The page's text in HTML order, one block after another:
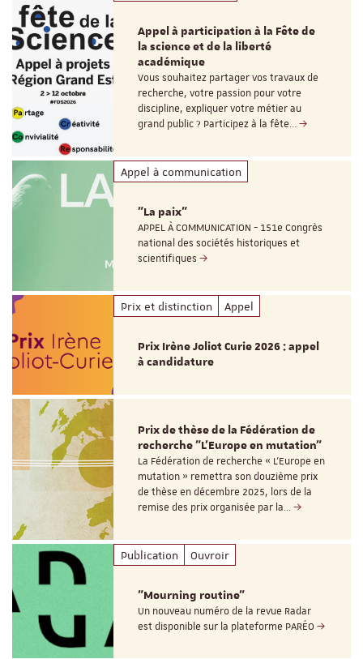
Appel à participation à la Fête de
la science et de la liberté
académique
Vous souhaitez partager vos travaux de
recherche, votre passion pour votre
discipline, expliquer votre métier au
grand public ? Participez à la fête…
Appel à communication
"La paix"
APPEL À COMMUNICATION - 151e Congrès
national des sociétés historiques et
scientifiques
Prix et distinction Appel
Prix Irène Joliot Curie 2026 : appel
à candidature
Prix de thèse de la Fédération de
recherche "L’Europe en mutation"
La Fédération de recherche « L’Europe en
mutation » remettra son douzième prix
de thèse en décembre 2025, lors de la
remise des prix organisée par la…
Publication Ouvroir
"Mourning routine"
Un nouveau numéro de la revue Radar
est disponible sur la plateforme PARÉO